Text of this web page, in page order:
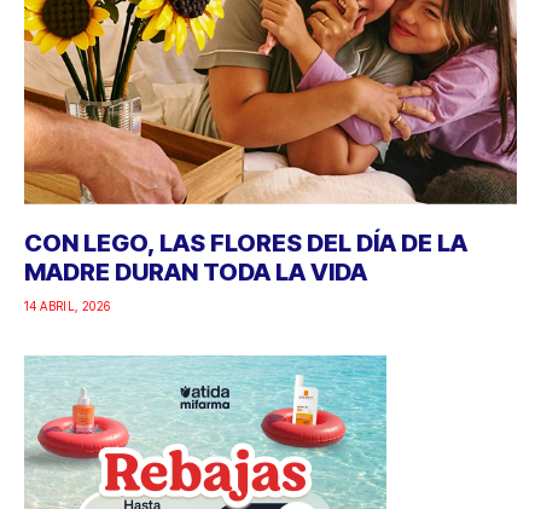
CON LEGO, LAS FLORES DEL DÍA DE LA
MADRE DURAN TODA LA VIDA
14 ABRIL, 2026